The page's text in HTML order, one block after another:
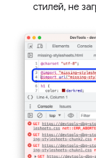
стилей, не